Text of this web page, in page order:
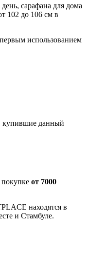
сарафана для дома
102 до 106 см в
использованием
купившие данный
от 7000
находятся в
и Стамбуле.